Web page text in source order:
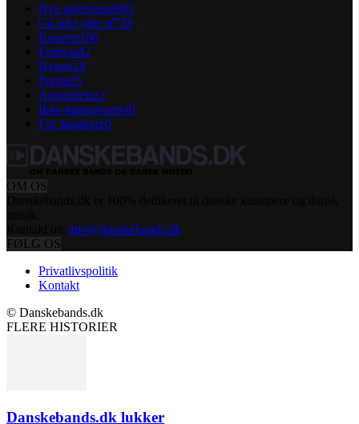
Nye udgivelser805
Gå ikke glip af738
Koncert106
Festival42
Nyhed18
Portræt5
Anmeldelse2
Ikke-kategoriseret0
For musikere0
OM OS
info@danskebands.dk
FØLG OS
Privatlivspolitik
Kontakt
© Danskebands.dk
FLERE HISTORIER
Danskebands.dk lukker